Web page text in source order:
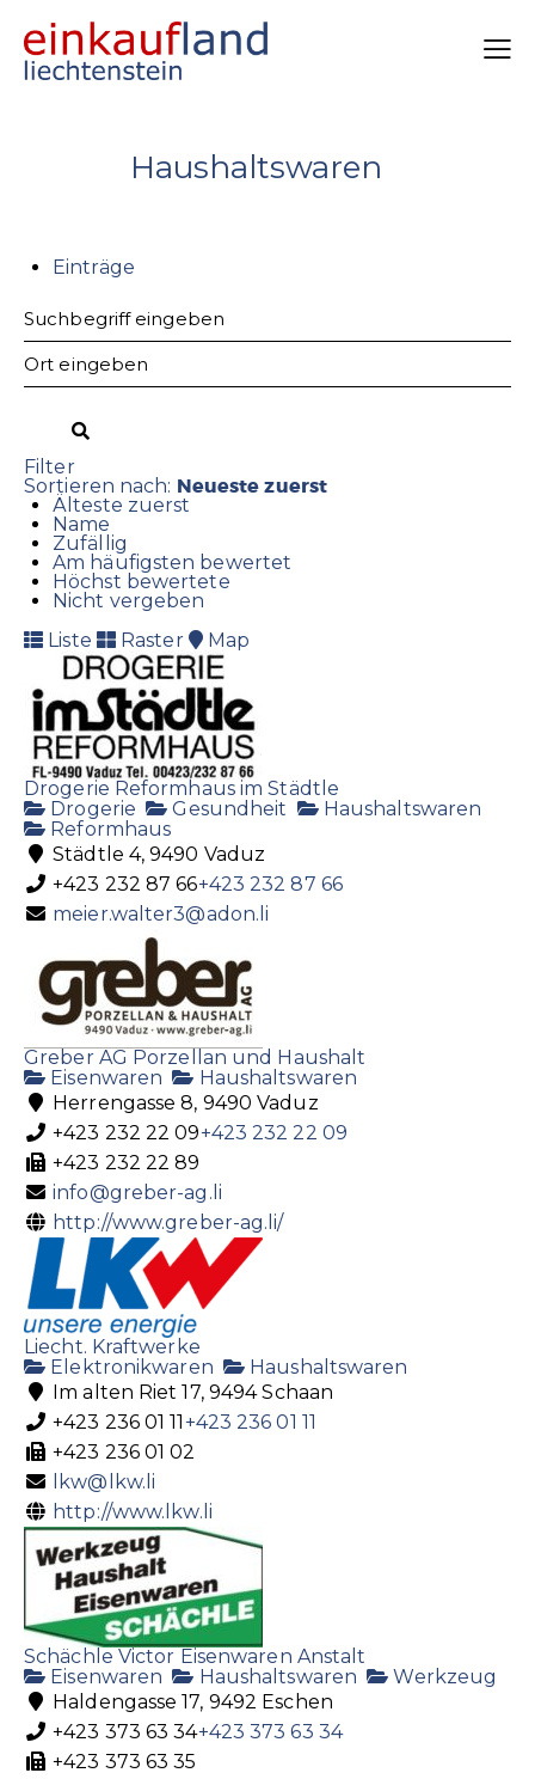
Haushaltswaren
Einträge
Filter
Sortieren nach: Neueste zuerst
Älteste zuerst
Name
Zufällig
Am häufigsten bewertet
Höchst bewertete
Nicht vergeben
Liste
Raster Map
Drogerie Reformhaus im Städtle
Drogerie
Gesundheit
Haushaltswaren
Reformhaus
Städtle 4, 9490 Vaduz
+423 232 87 66+423 232 87 66
meier.walter3@adon.li
Greber AG Porzellan und Haushalt
Eisenwaren
Haushaltswaren
Herrengasse 8, 9490 Vaduz
+423 232 22 09+423 232 22 09
+423 232 22 89
info@greber-ag.li
http://www.greber-ag.li/
Liecht. Kraftwerke
Elektronikwaren
Haushaltswaren
Im alten Riet 17, 9494 Schaan
+423 236 01 11 +423 236 01 11
+423 236 01 02
lkw@lkw.li
http://www.lkw.li
Schächle Victor Eisenwaren Anstalt
Eisenwaren
Haushaltswaren
Werkzeug
Haldengasse 17, 9492 Eschen
+423 373 63 34+423 373 63 34
+423 373 63 35